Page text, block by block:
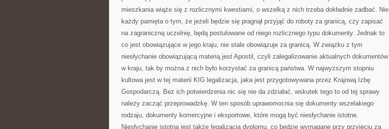
mieszkania wiąże się z rozlicznymi kwestiami, o wszelką z nich trzeba dokładnie zadbać. Nie
każdy pamięta o tym, że jeżeli będzie się pragnął przyjąć do roboty za granicą, czy zapisać
na zagraniczną uczelnię, będą postulowane od niego rozlicznego typu dokumenty. Jednak to
co jest obowiązujące w jego kraju, nie stale obowiązuje za granicą. W związku z tym
niesłychanie obowiązującą materią jest Apostil, czyli zalegalizowanie aktualnych dokumentów
w kraju, tak by można z nich było korzystać za granicą państwa. W najwyższym stopniu
kultowa jest w tej materii KIG legalizacja, jaka jest przygotowywana przez Krajową Izbę
Gospodarczą. Bez ich potwierdzenia nic się nie da zdziałać, wskutek tego to od tej sprawy
należy zacząć przeprowadzkę. W ten sposób uprawomocnia się dokumenty wszelakiego
rodzaju, dokumenty komercyjne i eksportowe, które mogą być niesłychanie istotne.
Niesłychanie istotna jest także legalizacja dyplomu, co będzie wymagane przy przyjęciu za